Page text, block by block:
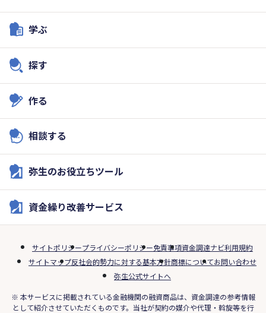
学ぶ
探す
作る
相談する
弥生のお役立ちツール
資金繰り改善サービス
サイトポリシープライバシーポリシー免責事項資金調達ナビ利用規約
サイトマップ反社会的勢力に対する基本方針商標についてお問い合わせ
弥生公式サイトへ
※ 本サービスに掲載されている金融機関の融資商品は、資金調達の参考情報
として紹介させていただくものです。当社が契約の媒介や代理・斡旋等を行